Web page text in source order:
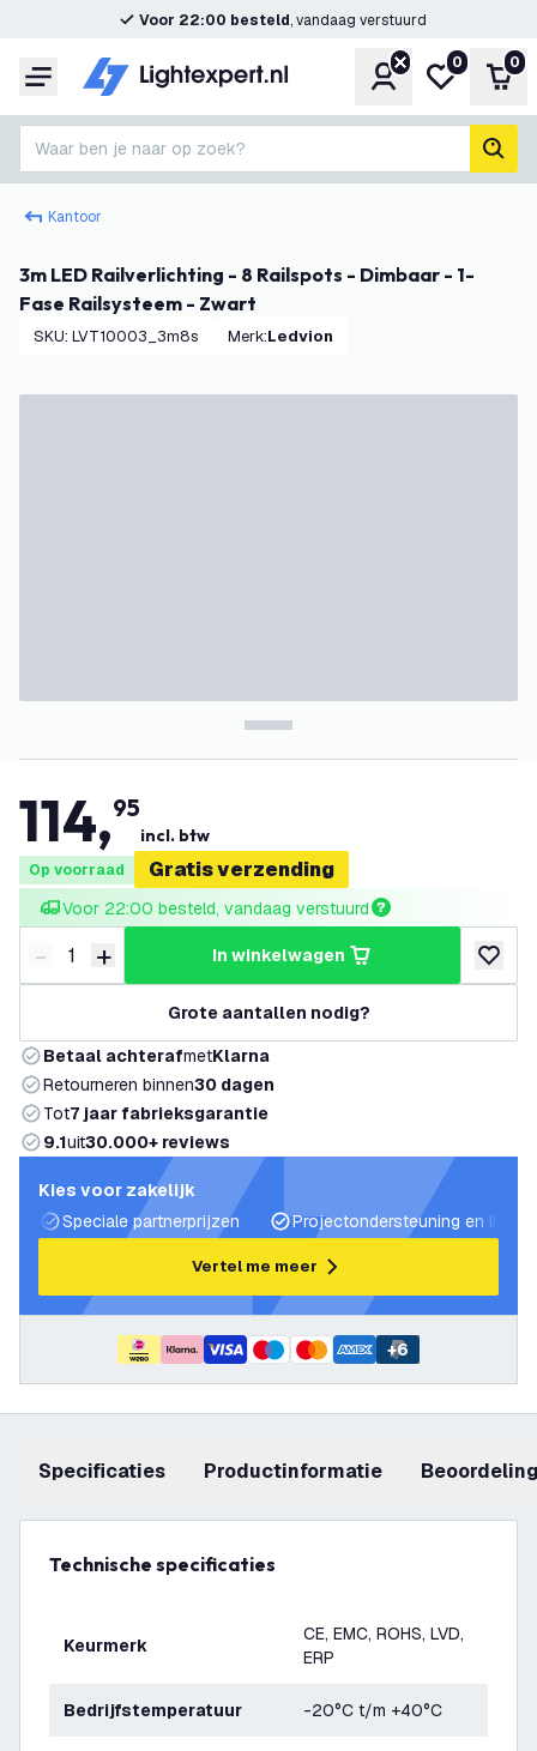
Voor 22:00 besteld, vandaag verstuurd
Menu Account
Mijn
0 0
Waar ben je naar op zoek?
Kantoor
3m LED Railverlichting - 8 Railspots - Dimbaar - 1-
Fase Railsysteem - Zwart
SKU: LVT10003_3m8s Merk: Ledvion
114,95
incl. btw
Op voorraad Gratis verzending
Voor 22:00 besteld, vandaag verstuurd
Verminder hoeveelheid
- Verhoog hoeveelheid
+ in winkelwagen
Grote aantallen nodig?
Betaal achterafmetKlarna
Retourneren binnen30 dagen
Tot7 jaar fabrieksgarantie
9.1uit30.000+ reviews
Kies voor zakelijk
Speciale partnerprijzen
Projectondersteuning en
Vertel me meer
+6
Specificaties productinformatie
Technische specificaties
Keurmerk
CE, EMC, ROHS, LVD,
ERP
Bedrijfstemperatuur -20°C t/m +40°C